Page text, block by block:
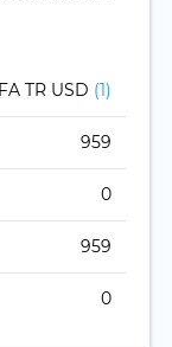
TR USD (1)
959
0
959
0